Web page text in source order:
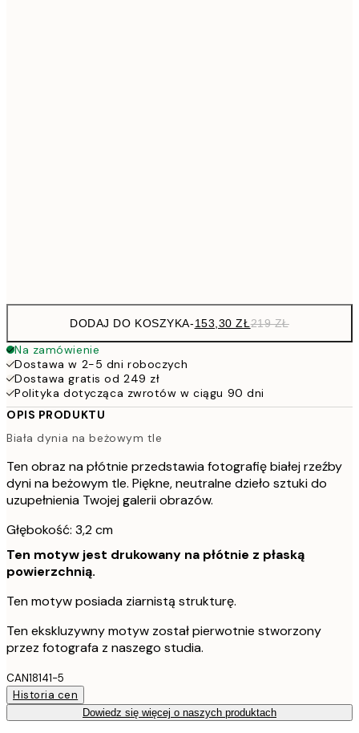
DODAJ DO KOSZYKA-153,30 ZŁ219 ZŁ
Na zamówienie
Dostawa w 2-5 dni roboczych
Dostawa gratis od 249 zł
Polityka dotycząca zwrotów w ciągu 90 dni
OPIS PRODUKTU
Biała dynia na beżowym tle
Ten obraz na płótnie przedstawia fotografię białej rzeźby
dyni na beżowym tle. Piękne, neutralne dzieło sztuki do
uzupełnienia Twojej galerii obrazów.
Głębokość: 3,2 cm
Ten motyw jest drukowany na płótnie z płaską
powierzchnią.
Ten motyw posiada ziarnistą strukturę.
Ten ekskluzywny motyw został pierwotnie stworzony
przez fotografa z naszego studia.
CAN18141-5
Historia cen
Dowiedz się więcej o naszych produktach